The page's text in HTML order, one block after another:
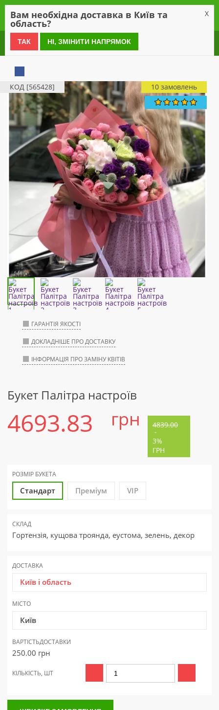
0 800 21 54 55
КОД [565428] 10 замовлень
ГАРАНТІЯ ЯКОСТІ
ДОКЛАДНІШЕ ПРО ДОСТАВКУ
ІНФОРМАЦІЯ ПРО ЗАМІНУ КВІТІВ
Букет Палітра настроїв
4693.83 грн 4839.00
-
3%
ГРН
РОЗМІР БУКЕТА
Стандарт Преміум VIP
СКЛАД
Гортензія, кущова троянда, еустома, зелень, декор
ДОСТАВКА
Київ і область
МІСТО
Київ
ВАРТІСТЬДОСТАВКИ
250.00 грн
КІЛЬКІСТЬ, ШТ
Вам необхідна доставка в Київ та
область?
X
ТАК НІ, ЗМІНИТИ НАПРЯМОК